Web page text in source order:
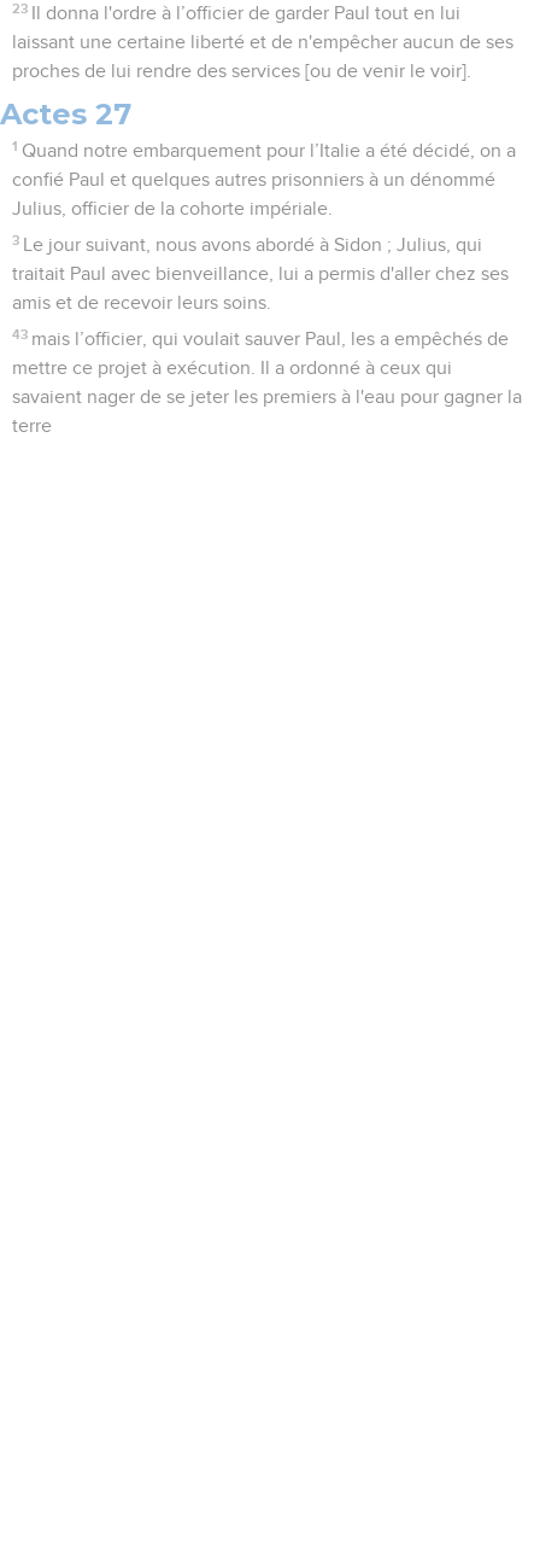
23
Il donna l'ordre à l’officier de garder Paul tout en lui
laissant une certaine liberté et de n'empêcher aucun de ses
proches de lui rendre des services [ou de venir le voir].
Actes 27
1 Quand notre embarquement pour l’Italie a été décidé, on a
confié Paul et quelques autres prisonniers à un dénommé
Julius, officier de la cohorte impériale.
3
Le jour suivant, nous avons abordé à Sidon ; Julius, qui
traitait Paul avec bienveillance, lui a permis d'aller chez ses
amis et de recevoir leurs soins.
43 mais l’officier, qui voulait sauver Paul, les a empêchés de
mettre ce projet à exécution. Il a ordonné à ceux qui
savaient nager de se jeter les premiers à l'eau pour gagner la
terre